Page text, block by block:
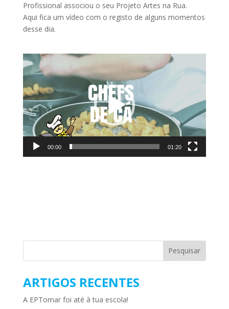
Profissional associou o seu Projeto Artes na Rua.
Aqui fica um vídeo com o registo de alguns momentos
desse dia.
Reprodutor
de
vídeo
00:00 01:20
ARTIGOS RECENTES
A EPTomar foi até à tua escola!